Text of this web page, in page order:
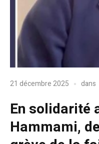
21 décembre 2025 dans
En solidarité
Hammami,